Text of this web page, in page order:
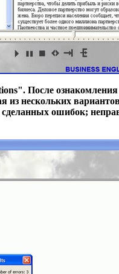
. После ознакомления
нескольких
сделанных ошибок;